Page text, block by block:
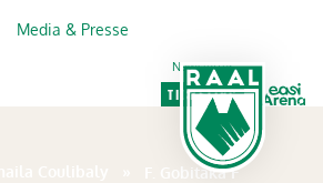
Media & Presse
Newsletter
TICKETING
VIP
FAN SHOP
F. Gobitaka F